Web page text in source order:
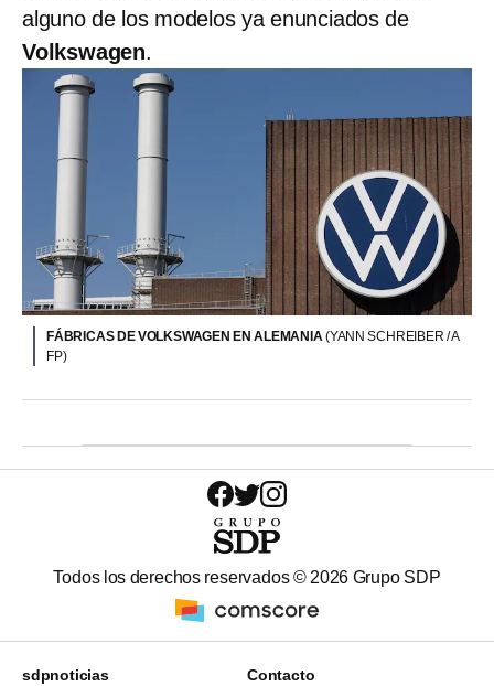
alguno de los modelos ya enunciados de
Volkswagen.
FÁBRICAS DE VOLKSWAGEN EN ALEMANIA (YANN SCHREIBER / A
FP)
Todos los derechos reservados ©2026 Grupo SDP
sdpnoticias Contacto